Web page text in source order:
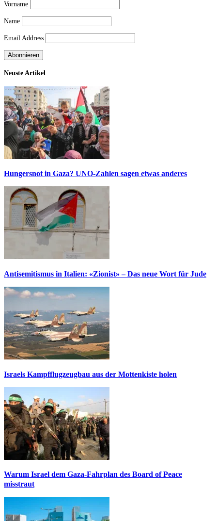
Vorname
Name
Email Address
Neuste Artikel
Hungersnot in Gaza? UNO-Zahlen sagen etwas anderes
Antisemitismus in Italien: «Zionist» – Das neue Wort für Jude
Israels Kampfflugzeugbau aus der Mottenkiste holen
Warum Israel dem Gaza-Fahrplan des Board of Peace
misstraut